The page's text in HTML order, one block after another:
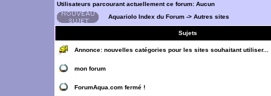
Utilisateurs parcourant actuellement ce forum: Aucun
Aquariolo Index du Forum -> Autres sites
Sujets
Annonce: nouvelles catégories pour les sites souhaitant utiliser...
mon forum
ForumAqua.com fermé !